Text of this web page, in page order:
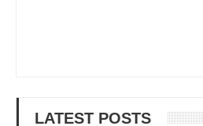
LATEST POSTS